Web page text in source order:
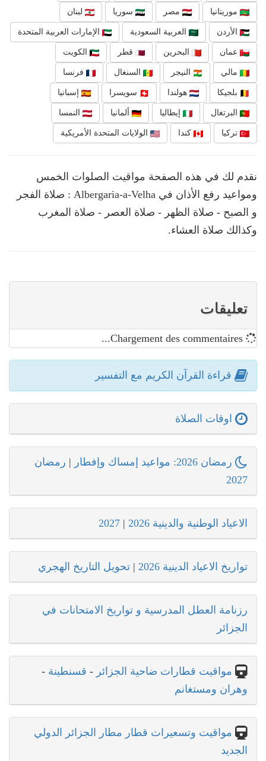
موريتانيا مصر سوريا لبنان
الأردن العربية السعودية الإمارات العربية المتحدة
عمان البحرين قطر الكويت
مالي النيجر السنغال فرنسا
بلجيكا هولندا سويسرا إسبانيا
البرتغال إيطاليا ألمانيا النمسا
تركيا كندا الولايات المتحدة الأمريكية
نقدم لك في هذه الصفحة مواقيت الصلوات الخمس
ومواعيد رفع الأذان في Albergaria-a-Velha : صلاة الفجر
و الصبح - صلاة الظهر - صلاة العصر - صلاة المغرب
وكذالك صلاة العشاء.
تعليقات
قراءة القرآن الكريم مع التفسير
اوقات الصلاة
رمضان 2026: مواعيد إمساك وإفطار | رمضان
2027
الاعياد الوطنية والدينية 2026 |
2027
تواريخ الاعياد الدينية 2026 | تحويل التاريخ الهجري
رزنامة العطل المدرسية و تواريخ الامتحانات في
الجزائر
مواقيت قطارات ضاحية الجزائر - قسنطينة -
وهران ومستغانم
مواقيت وتسعيرات قطار مطار الجزائر الدولي
الجديد